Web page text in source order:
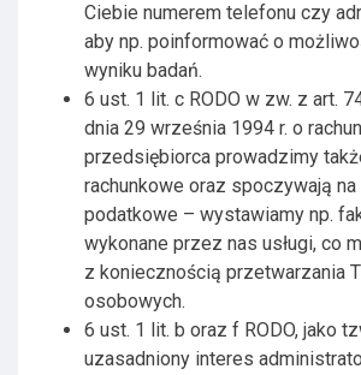
Ciebie numerem telefonu czy
aby np. poinformować o
wyniku badań.
6 ust. 1 lit. c RODO w zw. z art.
dnia 29 września 1994 r. o
przedsiębiorca prowadzimy
rachunkowe oraz spoczywają
podatkowe – wystawiamy np.
wykonane przez nas usługi, co
z koniecznością przetwarzania
osobowych.
6 ust. 1 lit. b oraz f RODO, jako
uzasadniony interes